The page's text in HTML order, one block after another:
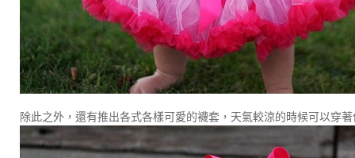
除此之外，還有推出各式各樣可愛的襪套，天氣較涼的時候可以穿